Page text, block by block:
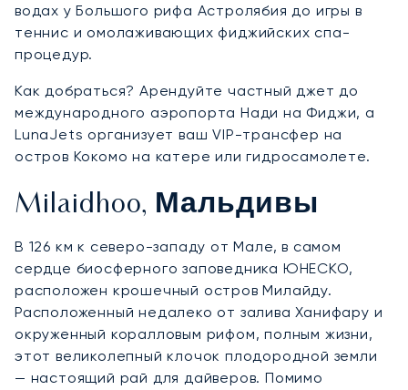
водах у Большого рифа Астролябия до игры в
теннис и омолаживающих фиджийских спа-
процедур.
Как добраться? Арендуйте частный джет до
международного аэропорта Нади на Фиджи, а
LunaJets организует ваш VIP-трансфер на
остров Кокомо на катере или гидросамолете.
Milaidhoo, Мальдивы
В 126 км к северо-западу от Мале, в самом
сердце биосферного заповедника ЮНЕСКО,
расположен крошечный остров Милайду.
Расположенный недалеко от залива Ханифару и
окруженный коралловым рифом, полным жизни,
этот великолепный клочок плодородной земли
— настоящий рай для дайверов. Помимо